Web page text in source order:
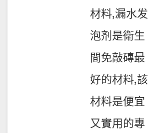
材料,漏水发
泡剂是衛生
間免敲磚最
好的材料,該
材料是便宜
又實用的專